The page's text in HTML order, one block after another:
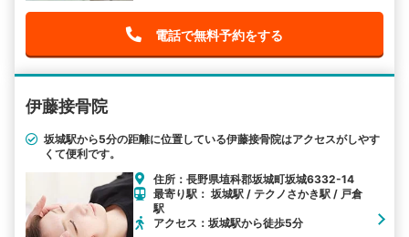
電話で無料予約をする
伊藤接骨院
坂城駅から5分の距離に位置している伊藤接骨院はアクセスがしやす
くて便利です。
住所：長野県埴科郡坂城町坂城6332-14
最寄り駅： 坂城駅 / テクノさかき駅 / 戸倉
駅
アクセス：坂城駅から徒歩5分